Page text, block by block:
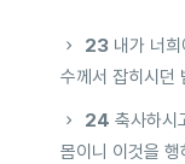
23내가 너희
수께서 잡히시던
24 축사하시
몸이니 이것을